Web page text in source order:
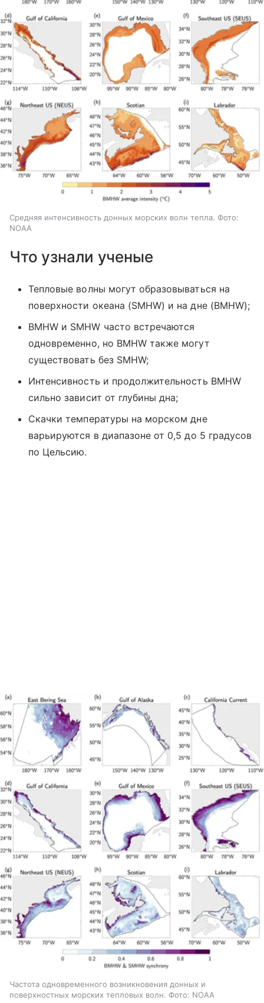
Средняя интенсивность донных морских волн тепла. Фото:
NOAA
Что узнали ученые
Тепловые волны могут образовываться на
поверхности океана (SMHW) и на дне (BMHW);
BMHW и SMHW часто встречаются
одновременно, но BMHW также могут
существовать без SMHW;
Интенсивность и продолжительность BMHW
сильно зависит от глубины дна;
Скачки температуры на морском дне
варьируются в диапазоне от 0,5 до 5 градусов
по Цельсию.
Частота одновременного возникновения донных и
поверхностных морских тепловых волн. Фото: NOAA